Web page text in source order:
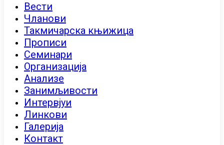
Вести
Чланови
Такмичарска књижица
Прописи
Семинари
Организација
Анализе
Занимљивости
Интервјуи
Линкови
Галерија
Контакт